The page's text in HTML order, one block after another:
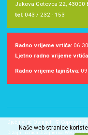
Jakova Gotovca 22, 43000
tel: 043 / 232 - 153
Radno vrijeme vrtića:
Ljetno radno vrijeme
Radno vrijeme tajništva:
Dječji vrtić Osmijeh © Copyright
Dizajn i izrada Dizajnerica Web Dizajn
Naše web stranice